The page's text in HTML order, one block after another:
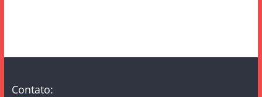
Contato: